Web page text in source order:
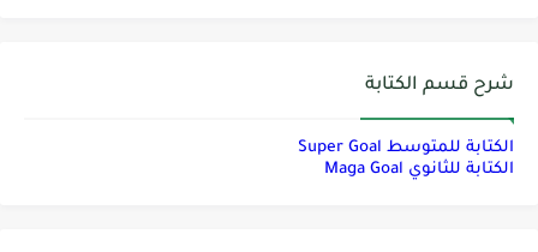
شرح قسم الكتابة
الكتابة للمتوسط Super Goal
الكتابة للثانوي Maga Goal